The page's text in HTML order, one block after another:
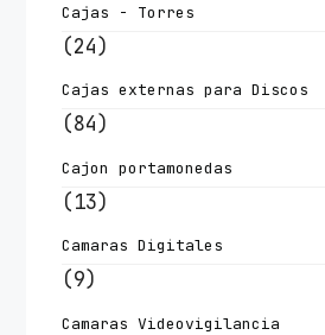
Cajas - Torres
(24)
Cajas externas para Discos
(84)
Cajon portamonedas
(13)
Camaras Digitales
(9)
Camaras Videovigilancia